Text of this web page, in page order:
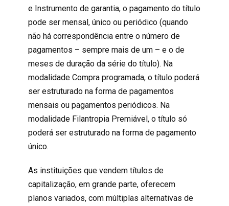
e Instrumento de garantia, o pagamento do título
pode ser mensal, único ou periódico (quando
não há correspondência entre o número de
pagamentos – sempre mais de um – e o de
meses de duração da série do título). Na
modalidade Compra programada, o título poderá
ser estruturado na forma de pagamentos
mensais ou pagamentos periódicos. Na
modalidade Filantropia Premiável, o título só
poderá ser estruturado na forma de pagamento
único.
As instituições que vendem títulos de
capitalização, em grande parte, oferecem
planos variados, com múltiplas alternativas de